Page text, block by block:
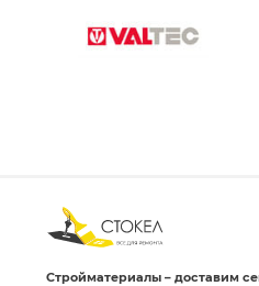
Стройматериалы – доставим